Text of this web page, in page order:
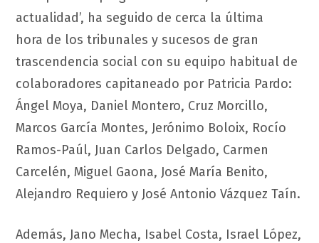
actualidad’, ha seguido de cerca la última
hora de los tribunales y sucesos de gran
trascendencia social con su equipo habitual de
colaboradores capitaneado por Patricia Pardo:
Ángel Moya, Daniel Montero, Cruz Morcillo,
Marcos García Montes, Jerónimo Boloix, Rocío
Ramos-Paúl, Juan Carlos Delgado, Carmen
Carcelén, Miguel Gaona, José María Benito,
Alejandro Requiero y José Antonio Vázquez Taín.
Además, Jano Mecha, Isabel Costa, Israel López,